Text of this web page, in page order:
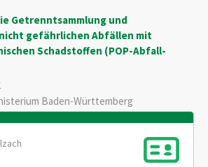
Getrenntsammlung und
gefährlichen Abfällen mit
Schadstoffen (POP-Abfall-
Baden-Württemberg